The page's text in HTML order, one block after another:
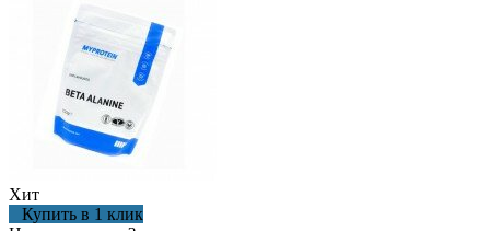
Хит
Купить в 1 клик